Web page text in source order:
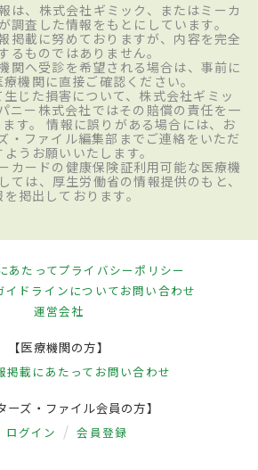
は、株式会社ギミック、またはミーカ
調査した情報をもとにしています。
掲載に努めておりますが、内容を完全
るものではありません。
関へ受診を希望される場合は、事前に
機関に直接ご確認ください。
じた損害について、株式会社ギミッ
ニー株式会社ではその賠償の責任を一
す。 情報に誤りがある場合には、お
・ファイル編集部までご連絡をいただ
ようお願いいたします。
カードの健康保険証利用可能な医療機
ては、厚生労働省の情報提供のもと、
を掲出しております。
あたってプライバシーポリシー
イドラインについてお問い合わせ
運営会社
【医療機関の方】
掲載にあたって お問い合わせ
ーズ・ファイル会員の方】
ログイン 会員登録